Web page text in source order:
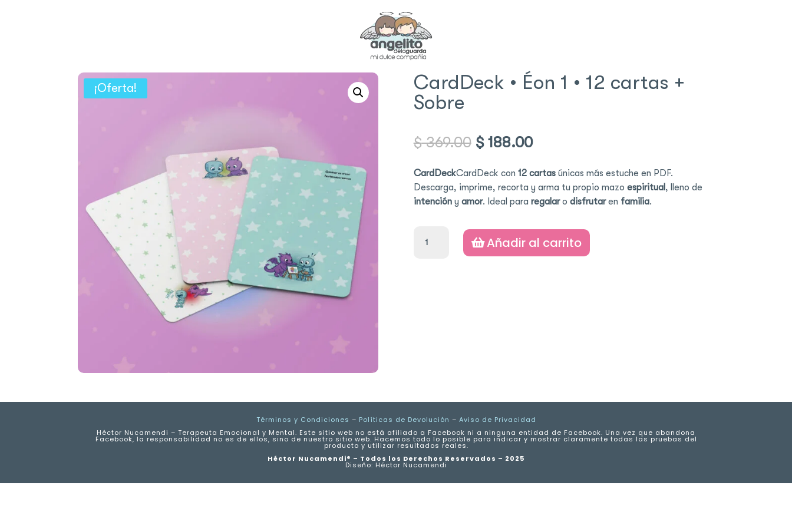
¡Oferta!
CardDeck • Éon 1 • 12 cartas +
Sobre
$369.00 Original
price
was:
$ 369.00.
$188.00Current
is:
$ 188.00.
CardDeckCardDeck con 12 cartasúnicas más estuche en PDF.
Descarga, imprime, recorta y arma tu propio mazo espiritual , lleno de
intencióny amor. Ideal para regalaro disfrutaren familia.
Añadir al carrito
Términos y Condiciones – Políticas de Devolución – Aviso de Privacidad
Héctor Nucamendi – Terapeuta Emocional y Mental. Este sitio web no está afiliado a Facebook ni a ninguna entidad de Facebook. Una vez que abandona
Facebook, la responsabilidad no es de ellos, sino de nuestro sitio web. Hacemos todo lo posible para indicar y mostrar claramente todas las pruebas del
producto y utilizar resultados reales.
Héctor Nucamendi® – Todos los Derechos Reservados – 2025
Diseño: Héctor Nucamendi